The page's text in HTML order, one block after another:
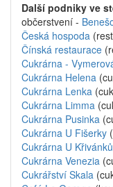
Další podniky ve
občerstvení -
Česká hospoda
Čínská restaurace
Cukrárna -
Cukrárna Helena
Cukrárna Lenka
Cukrárna Limma
Cukrárna Pusinka
Cukrárna U Fišerky
Cukrárna U Křivánků
Cukrárna Venezia
Cukrářství Skala